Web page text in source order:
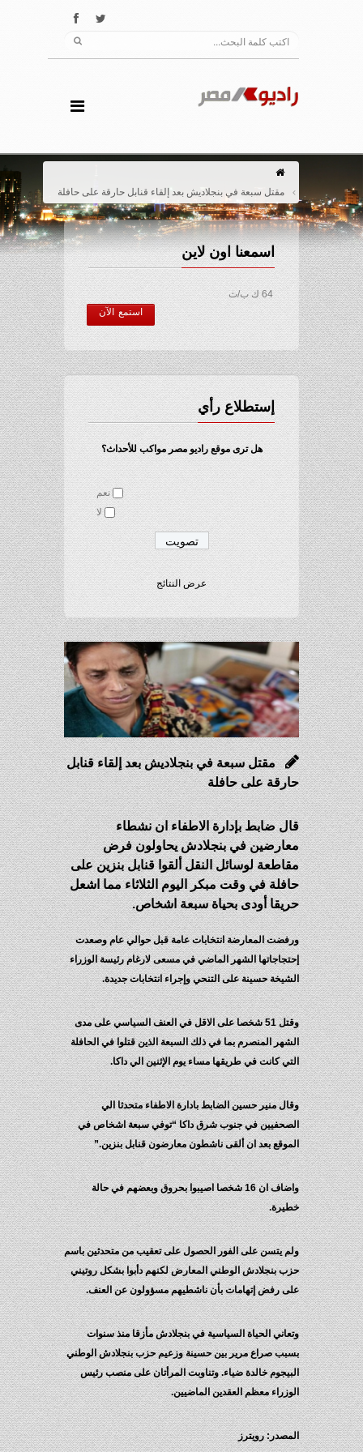
مقتل سبعة في بنجلاديش بعد إلقاء قنابل حارقة على حافلة
اسمعنا اون لاين
64 ك ب/ث
استمع الآن
إستطلاع رأي
هل ترى موقع راديو مصر مواكب للأحداث؟
نعم
لا
عرض النتائج
مقتل سبعة في بنجلاديش بعد إلقاء قنابل
حارقة على حافلة
قال ضابط بإدارة الاطفاء ان نشطاء
معارضين في بنجلادش يحاولون فرض
مقاطعة لوسائل النقل ألقوا قنابل بنزين على
حافلة في وقت مبكر اليوم الثلاثاء مما اشعل
حريقا أودى بحياة سبعة اشخاص.
ورفضت المعارضة انتخابات عامة قبل حوالي عام وصعدت
إحتجاجاتها الشهر الماضي في مسعى لارغام رئيسة الوزراء
الشيخة حسينة على التنحي وإجراء انتخابات جديدة.
وقتل 51 شخصا على الاقل في العنف السياسي على مدى
الشهر المنصرم بما في ذلك السبعة الذين قتلوا في الحافلة
التي كانت في طريقها مساء يوم الإثنين الي داكا.
وقال منير حسين الضابط بادارة الاطفاء متحدثا الي
الصحفيين في جنوب شرق داكا “توفي سبعة اشخاص في
الموقع بعد ان ألقى ناشطون معارضون قنابل بنزين.”
واضاف ان 16 شخصا اصيبوا بحروق وبعضهم في حالة
خطيرة.
ولم يتسن على الفور الحصول على تعقيب من متحدثين باسم
حزب بنجلادش الوطني المعارض لكنهم دأبوا بشكل روتيني
على رفض إتهامات بأن ناشطيهم مسؤولون عن العنف.
وتعاني الحياة السياسية في بنجلادش مأزقا منذ سنوات
بسبب صراع مرير بين حسينة وزعيم حزب بنجلادش الوطني
البيجوم خالدة ضياء. وتناوبت المرأتان على منصب رئيس
الوزراء معظم العقدين الماضيين.
المصدر: رويترز